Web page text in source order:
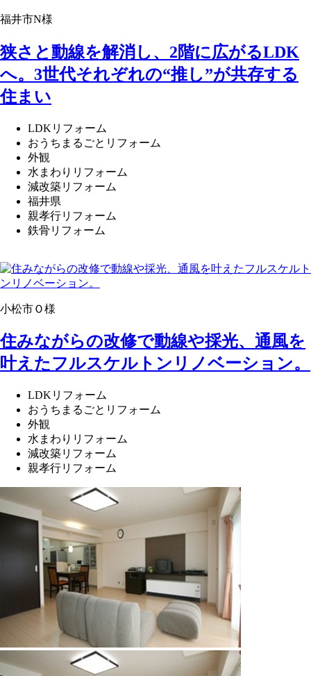
福井市N様
狭さと動線を解消し、2階に広がるLDK
へ。3世代それぞれの“推し”が共存する
住まい
LDKリフォーム
おうちまるごとリフォーム
外観
水まわりリフォーム
減改築リフォーム
福井県
親孝行リフォーム
鉄骨リフォーム
小松市Ｏ様
住みながらの改修で動線や採光、通風を
叶えたフルスケルトンリノベーション。
LDKリフォーム
おうちまるごとリフォーム
外観
水まわりリフォーム
減改築リフォーム
親孝行リフォーム